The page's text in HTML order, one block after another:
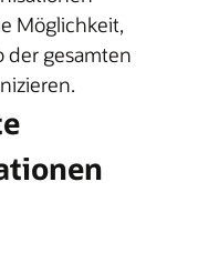
Möglichkeit,
der gesamten